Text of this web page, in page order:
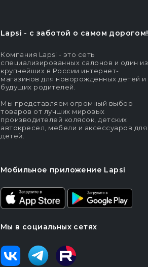
Lapsi - c заботой о самом дорогом!
Компания Lapsi - это сеть
специализированных салонов и один из
крупнейших в России интернет-
магазинов для новорождённых детей и
будущих родителей.
Мы представляем огромный выбор
товаров от лучших мировых
производителей колясок, детских
автокресел, мебели и аксессуаров для
детей.
Мобильное приложение Lapsi
Мы в социальных сетях